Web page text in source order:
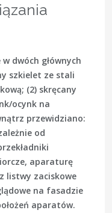
dwóch głównych
szkielet ze stali
(2) skręcany
ocynk na
przewidziano:
od
aparaturę
listwy zaciskowe
na fasadzie
aparatów.